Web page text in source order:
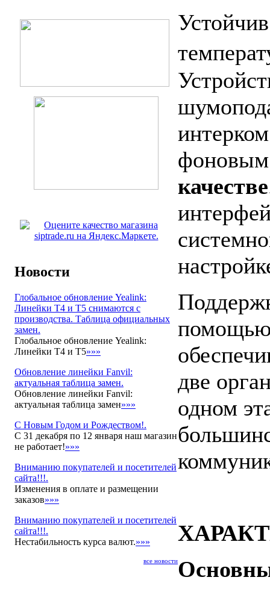
Новости
Глобальное обновление Yealink:
Линейки T4 и T5 снимаются с
производства. Таблица официальных
замен.
Глобальное обновление Yealink:
Линейки T4 и T5»»»
Обновление линейки Fanvil:
актуальная таблица замен.
Обновление линейки Fanvil:
актуальная таблица замен»»»
С Новым Годом и Рождеством!.
С 31 декабря по 12 января наш магазин
не работает!»»»
Вниманию покупателей и посетителей
сайта!!!.
Изменения в оплате и размещении
заказов»»»
Вниманию покупателей и посетителей
сайта!!!.
Нестабильность курса валют.»»»
все новости
фоновым
качестве
помощью
две
одном